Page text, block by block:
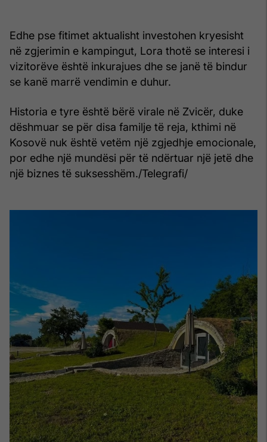
Edhe pse fitimet aktualisht investohen kryesisht
në zgjerimin e kampingut, Lora thotë se interesi i
vizitorëve është inkurajues dhe se janë të bindur
se kanë marrë vendimin e duhur.
Historia e tyre është bërë virale në Zvicër, duke
dëshmuar se për disa familje të reja, kthimi në
Kosovë nuk është vetëm një zgjedhje emocionale,
por edhe një mundësi për të ndërtuar një jetë dhe
një biznes të suksesshëm./Telegrafi/